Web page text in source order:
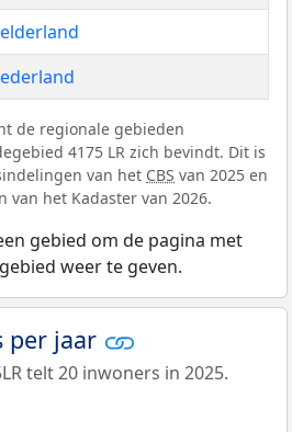
de regionale gebieden
4175 LR zich bevindt. Dit is
van het CBS van 2025 en
van het Kadaster van 2026.
gebied om de pagina met
weer te geven.
per jaar
telt 20 inwoners in 2025.